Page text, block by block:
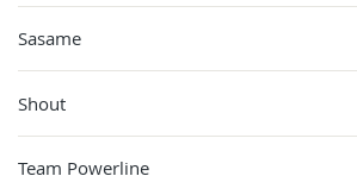
Sasame
Shout
Team Powerline